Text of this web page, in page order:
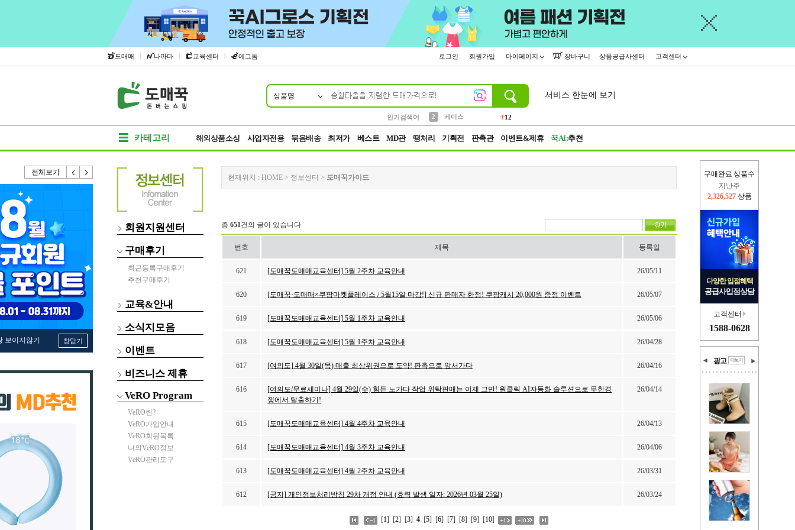
도매매 | 나까마 | 교육센터 | 에그돔 로그인 회원가입 마이페이지 장바구니 상품공급사센터 고객센터
상품명
인기검색어
2
케이스
12
서비스 한눈에 보기
카테고리 해외상품소싱 사업자전용 묶음배송 최저가 베스트 MD관 땡처리 기획전 판촉관 이벤트&제휴 꾹AI:추천
전체보기
보이지않기 창닫기
구매완료 상품수
지난주
2,326,527 상품
다양한 입점혜택
공급사입점상담
고객센터
1588-0628
광고
회원지원센터
구매후기
최근등록구매후기
추천구매후기
교육&안내
소식지모음
이벤트
비즈니스 제휴
VeRO Program
VeRO란?
VeRO가입안내
VeRO회원목록
나의VeRO정보
VeRO관리도구
현재위치 : HOME > 정보센터 > 도매꾹가이드
총 651건의 글이 있습니다
번호 제목 등록일
621 [도매꾹도매매교육센터] 5월 2주차 교육안내 26/05/11
620 [도매꾹·도매매×쿠팡마켓플레이스 / 5월15일 마감!] 신규 판매자 한정! 쿠팡캐시 20,000원 증정 이벤트 26/05/07
619 [도매꾹도매매교육센터] 5월 1주차 교육안내 26/05/06
618 [도매꾹도매매교육센터] 5월 1주차 교육안내 26/04/28
617 [여의도] 4월 30일(목) 매출 최상위권으로 도약! 판촉으로 앞서가다 26/04/16
616
[여의도/무료세미나] 4월 29일(수) 힘든 노가다 작업 위탁판매는 이제 그만! 원클릭 AI자동화 솔루션으로 무한경
쟁에서 탈출하기!
26/04/14
615 [도매꾹도매매교육센터] 4월 4주차 교육안내 26/04/13
614 [도매꾹도매매교육센터] 4월 3주차 교육안내 26/04/06
613 [도매꾹도매매교육센터] 4월 2주차 교육안내 26/03/31
612 [공지] 개인정보처리방침 29차 개정 안내 (효력 발생 일자: 2026년 03월 25일) 26/03/24
[1] [2] [3] 4 [5] [6] [7] [8] [9] [10]